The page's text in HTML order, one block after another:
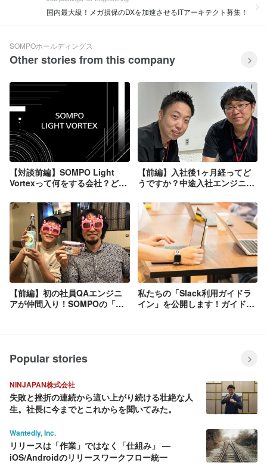
国内最大級！メガ損保のDXを加速させるITアーキテクト募集！
SOMPOホールディングス
Other stories from this company
【対談前編】SOMPO Light
Vortexって何をする会社？どん
選考中の心境の変化についても
詳しくインタビューしました！
【前編】入社後1ヶ月経ってど
うですか？中途入社エンジニア
た。
【前編】初の社員QAエンジニ
アが仲間入り！SOMPOの「品
私たちの「Slack利用ガイドラ
イン」を公開します！ガイドラ
Popular stories
NINJAPAN株式会社
失敗と挫折の連続から這い上がり続ける壮絶な人
生。社長に今までとこれからを聞いてみた。
Wantedly, Inc.
リリースは「作業」ではなく「仕組み」 —
iOS/Androidのリリースワークフロー統一